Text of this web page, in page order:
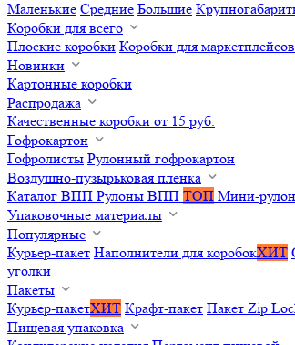
Маленькие Средние Большие
Коробки для всего
Плоские коробки Коробки для маркетплейсов
Новинки
Картонные коробки
Распродажа
Качественные коробки от 15 руб.
Гофрокартон
Гофролисты Рулонный гофрокартон
Воздушно-пузырьковая пленка
Каталог ВПП Рулоны ВПП ТОП Мини-
Упаковочные материалы
Популярные
Курьер-пакет Наполнители для коробокХИТ
уголки
Пакеты
Курьер-пакетХИТ Крафт-пакет Пакет Zip
Пищевая упаковка